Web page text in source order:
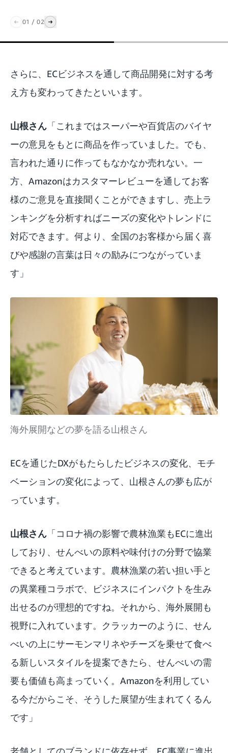
01 / 02
さらに、ECビジネスを通して商品開発に対する考
え方も変わってきたといいます。
山根さん 「これまではスーパーや百貨店のバイヤ
ーの意見をもとに商品を作っていました。でも、
言われた通りに作ってもなかなか売れない。一
方、Amazonはカスタマーレビューを通してお客
様のご意見を直接聞くことができますし、売上ラ
ンキングを分析すればニーズの変化やトレンドに
対応できます。何より、全国のお客様から届く喜
びや感謝の言葉は日々の励みにつながっていま
す」
海外展開などの夢を語る山根さん
ECを通じたDXがもたらしたビジネスの変化、モチ
ベーションの変化によって、山根さんの夢も広が
っています。
山根さん 「コロナ禍の影響で農林漁業もECに進出
しており、せんべいの原料や味付けの分野で協業
できると考えています。農林漁業の若い担い手と
の異業種コラボで、ビジネスにインパクトを生み
出せるのが理想的ですね。それから、海外展開も
視野に入れています。クラッカーのように、せん
べいの上にサーモンマリネやチーズを乗せて食べ
る新しいスタイルを提案できたら、せんべいの需
要も価値も高まっていく。Amazonを利用してい
る今だからこそ、そうした展望が生まれてくるん
です」